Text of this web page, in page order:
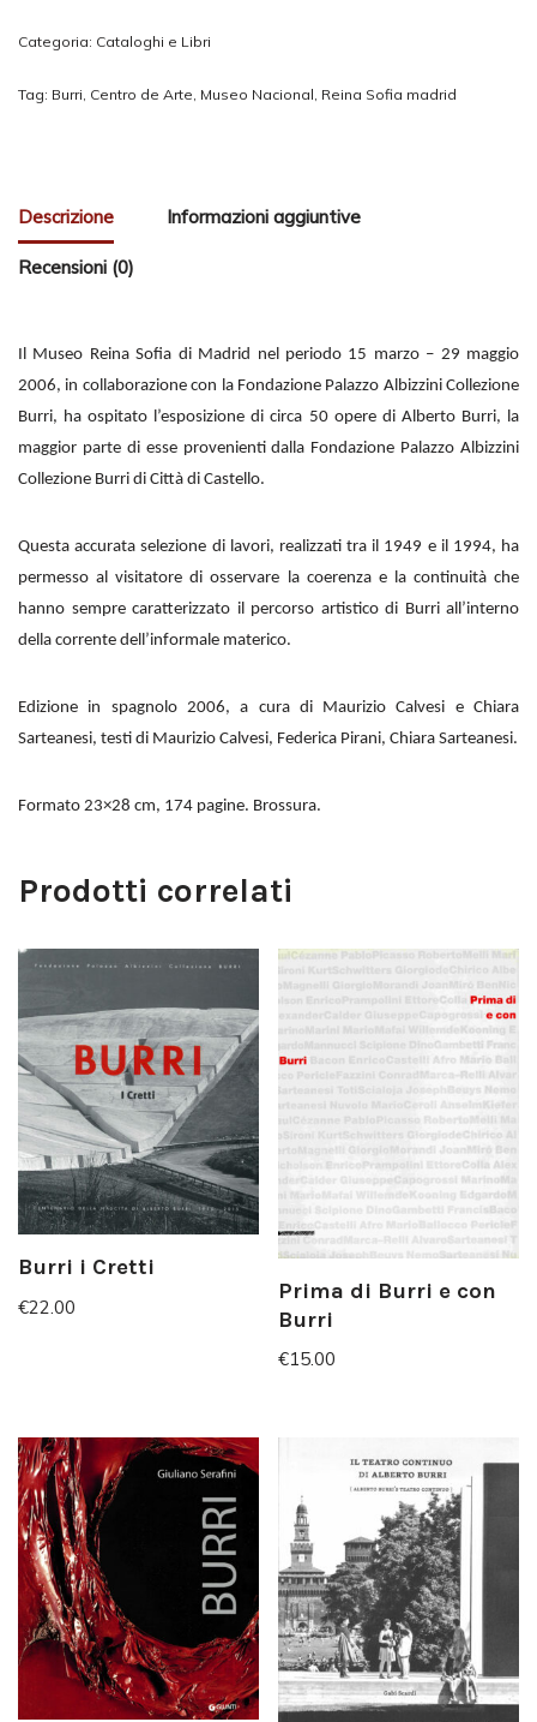
Categoria: Cataloghi e Libri
Tag: Burri, Centro de Arte, Museo Nacional, Reina Sofia madrid
Descrizione Informazioni aggiuntive
Recensioni (0)
Il Museo Reina Sofia di Madrid nel periodo 15 marzo – 29 maggio
2006, in collaborazione con la Fondazione Palazzo Albizzini Collezione
Burri, ha ospitato l’esposizione di circa 50 opere di Alberto Burri, la
maggior parte di esse provenienti dalla Fondazione Palazzo Albizzini
Collezione Burri di Città di Castello.
Questa accurata selezione di lavori, realizzati tra il 1949 e il 1994, ha
permesso al visitatore di osservare la coerenza e la continuità che
hanno sempre caratterizzato il percorso artistico di Burri all’interno
della corrente dell’informale materico.
Edizione in spagnolo 2006, a cura di Maurizio Calvesi e Chiara
Sarteanesi, testi di Maurizio Calvesi, Federica Pirani, Chiara Sarteanesi.
Formato 23×28 cm, 174 pagine. Brossura.
Prodotti correlati
Burri i Cretti
€22.00
Prima di Burri e con
Burri
€15.00